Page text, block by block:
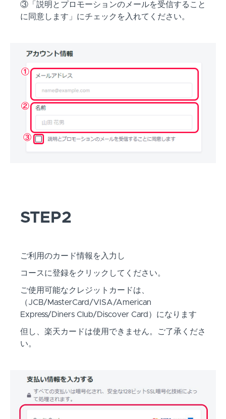
③「説明とプロモーションのメールを受信すること
に同意します」にチェックを入れてください。
STEP2
ご利用のカード情報を入力し
コースに登録をクリックしてください。
ご使用可能なクレジットカードは、
（JCB/MasterCard/VISA/American
Express/Diners Club/Discover Card）になります
但し、楽天カードは使用できません。ご了承くださ
い。